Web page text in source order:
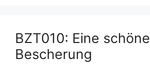
BZT010: Eine schöne
Bescherung